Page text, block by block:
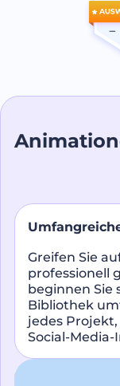
Greifen Sie
professionell
beginnen Sie
Bibliothek
jedes
Social-Media-